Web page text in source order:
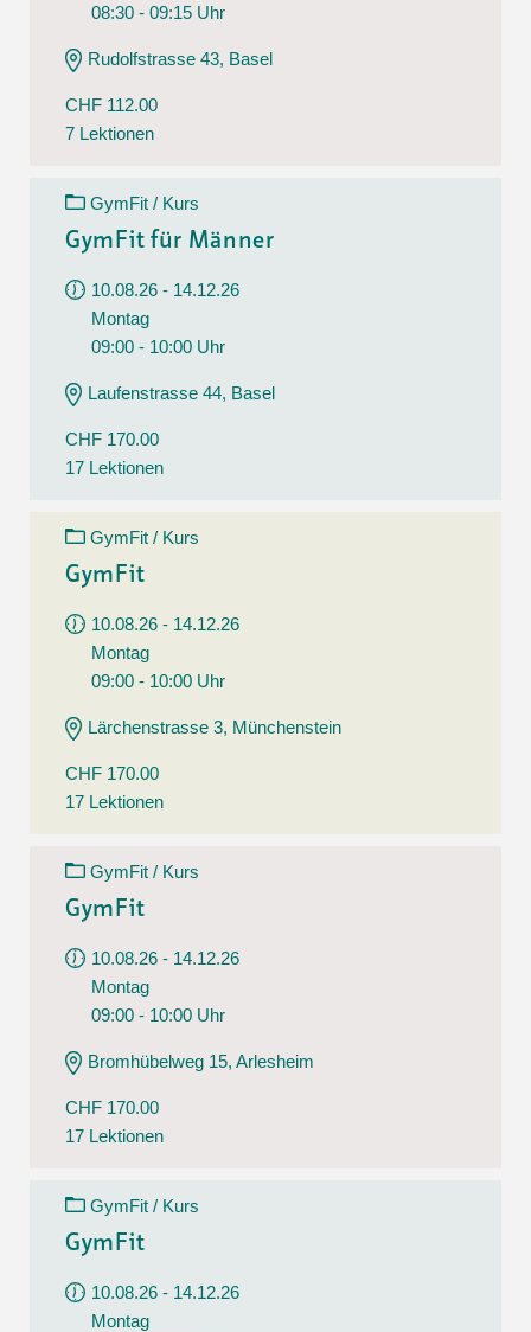
08:30 - 09:15 Uhr
Rudolfstrasse 43, Basel
CHF 112.00
7 Lektionen
GymFit / Kurs
GymFit für Männer
10.08.26 - 14.12.26
Montag
09:00 - 10:00 Uhr
Laufenstrasse 44, Basel
CHF 170.00
17 Lektionen
GymFit / Kurs
GymFit
10.08.26 - 14.12.26
Montag
09:00 - 10:00 Uhr
Lärchenstrasse 3, Münchenstein
CHF 170.00
17 Lektionen
GymFit / Kurs
GymFit
10.08.26 - 14.12.26
Montag
09:00 - 10:00 Uhr
Bromhübelweg 15, Arlesheim
CHF 170.00
17 Lektionen
GymFit / Kurs
GymFit
10.08.26 - 14.12.26
Montag